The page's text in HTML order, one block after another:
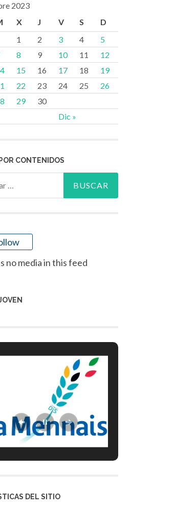
2023
X J V S D
Dic »
1 2 3 4
5
8 9 10 11
12
15 16 17 18
19
22 23 24 25
26
29 30
CONTENIDOS
no media in this feed
DEL SITIO